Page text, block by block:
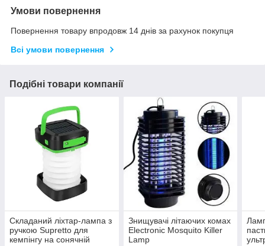
Умови повернення
Повернення товару впродовж 14 днів за рахунок покупця
Всі умови повернення
Подібні товари компанії
Складаний ліхтар-лампа з
ручкою Supretto для
кемпінгу на сонячній
Знищувачі літаючих комах
Electronic Mosquito Killer
Lamp